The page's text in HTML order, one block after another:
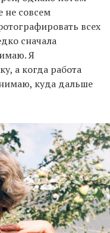
не совсем
всех
сначала
Я
а когда работа
куда дальше